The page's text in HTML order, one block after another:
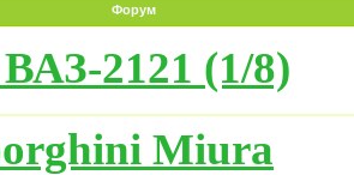
Форум
2121 (1/8)
Miura